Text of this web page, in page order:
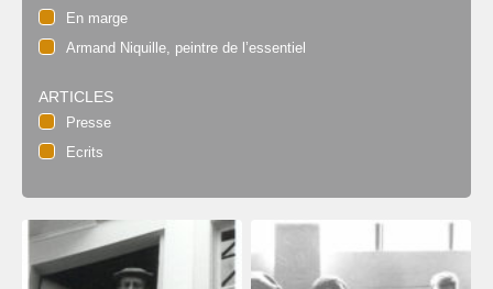
En marge
Armand Niquille, peintre de l’essentiel
ARTICLES
Presse
Ecrits